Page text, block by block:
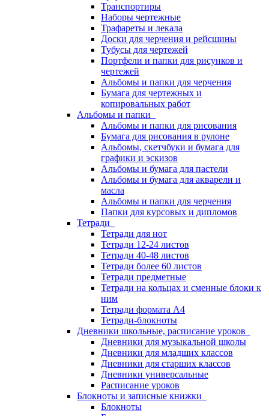
Транспортиры
Наборы чертежные
Трафареты и лекала
Доски для черчения и рейсшины
Тубусы для чертежей
Портфели и папки для рисунков и
чертежей
Альбомы и папки для черчения
Бумага для чертежных и
копировальных работ
Альбомы и папки
Альбомы и папки для рисования
Бумага для рисования в рулоне
Альбомы, скетчбуки и бумага для
графики и эскизов
Альбомы и бумага для пастели
Альбомы и бумага для акварели и
масла
Альбомы и папки для черчения
Папки для курсовых и дипломов
Тетради
Тетради для нот
Тетради 12-24 листов
Тетради 40-48 листов
Тетради более 60 листов
Тетради предметные
Тетради на кольцах и сменные блоки к
ним
Тетради формата А4
Тетради-блокноты
Дневники школьные, расписание уроков
Дневники для музыкальной школы
Дневники для младших классов
Дневники для старших классов
Дневники универсальные
Расписание уроков
Блокноты и записные книжки
Блокноты